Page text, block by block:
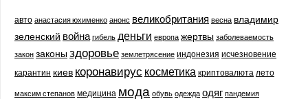
авто анастасия юхименко анонс великобритания весна владимир
зеленский война гибель деньги европа жертвы заболеваемость
закон законыздоровье землетрясение индонезия исчезновение
карантин киев коронавирус косметика криптовалюта лето
максим степанов медицина мода обувь одежда одяг пандемия